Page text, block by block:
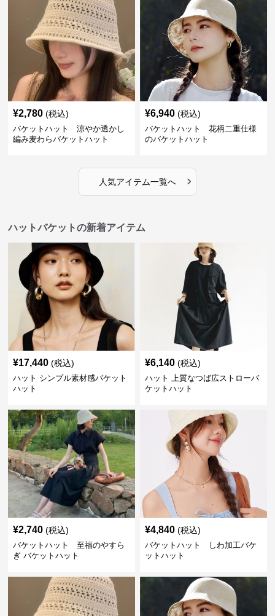
¥2,780 (税込)
バケットハット 涼やか透かし
編み麦わらバケットハット
¥6,940 (税込)
バケットハット 花柄二重仕様
のバケットハット
人気アイテム一覧へ ›
ハットバケットの新着アイテム
¥17,440 (税込)
ハット シンプル素材感バケット
ハット
¥6,140 (税込)
ハット 上質なつば広ストローバ
ケットハット
¥2,740 (税込)
バケットハット 至福のやすら
ぎ バケットハット
¥4,840 (税込)
バケットハット しわ加工バケ
ットハット